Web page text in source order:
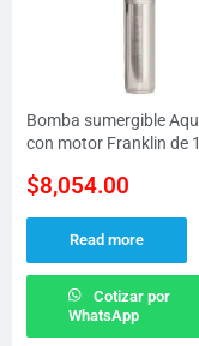
Bomba sumergible
con motor Franklin de
descarga de 1-1/4″ sin
$8,054.00
Read more
Cotizar por
WhatsApp